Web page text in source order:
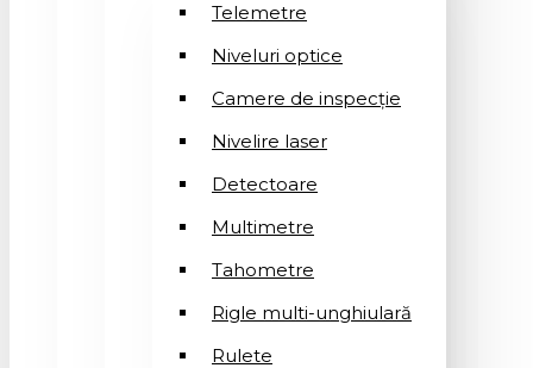
Telemetre
Niveluri optice
Camere de inspecție
Nivelire laser
Detectoare
Multimetre
Tahometre
Rigle multi-unghiulară
Rulete